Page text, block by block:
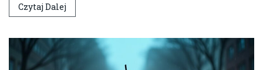
Czytaj Dalej